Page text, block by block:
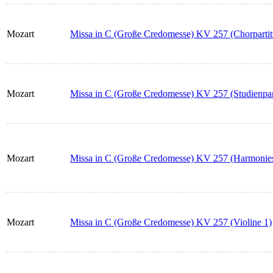
Mozart Missa in C (Große Credomesse) KV 257
Mozart Missa in C (Große Credomesse) KV 257
Mozart Missa in C (Große Credomesse) KV 257
Mozart Missa in C (Große Credomesse) KV 257 (Violine 1)